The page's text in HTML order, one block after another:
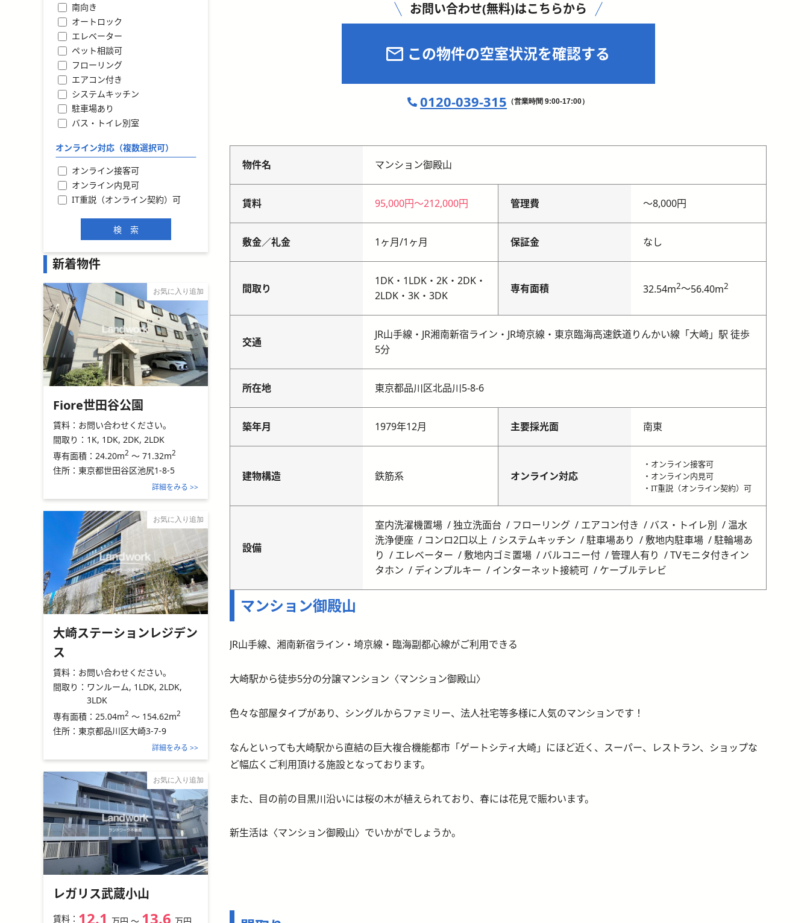
お問い合わせ(無料)はこちらから
この物件の空室状況を確認する
0120-039-315 （営業時間 9:00-17:00）
物件名 マンション御殿山
賃料 95,000円〜212,000円 管理費 〜8,000円
敷金／礼金 1ヶ月/1ヶ月 保証金 なし
間取り
1DK・1LDK・2K・2DK・
2LDK・3K・3DK
専有面積 32.54m2～56.40m2
交通
JR山手線・JR湘南新宿ライン・JR埼京線・東京臨海高速鉄道りんかい線「大崎」駅 徒歩
5分
所在地 東京都品川区北品川5-8-6
築年月 1979年12月 主要採光面 南東
建物構造 鉄筋系 オンライン対応
・オンライン接客可
・オンライン内見可
・IT重説（オンライン契約）可
設備
室内洗濯機置場 独立洗面台 フローリング エアコン付き バス・トイレ別
温水
洗浄便座
コンロ2口以上 システムキッチン 駐車場あり 敷地内駐車場
駐輪場あ
り
エレベーター 敷地内ゴミ置場 バルコニー付 管理人有り
TVモニタ付きイン
タホン
ディンプルキー インターネット接続可 ケーブルテレビ
マンション御殿山
JR山手線、湘南新宿ライン・埼京線・臨海副都心線がご利用できる
大崎駅から徒歩5分の分譲マンション〈マンション御殿山〉
色々な部屋タイプがあり、シングルからファミリー、法人社宅等多様に人気のマンションです！
なんといっても大崎駅から直結の巨大複合機能都市「ゲートシティ大崎」にほど近く、スーパー、レストラン、ショップな
ど幅広くご利用頂ける施設となっております。
また、目の前の目黒川沿いには桜の木が植えられており、春には花見で賑わいます。
新生活は〈マンション御殿山〉でいかがでしょうか。
南向き
オートロック
エレベーター
ペット相談可
フローリング
エアコン付き
システムキッチン
駐車場あり
バス・トイレ別室
オンライン対応（複数選択可）
オンライン接客可
オンライン内見可
IT重説（オンライン契約）可
新着物件
お気に入り追加
Fiore世田谷公園
賃料： お問い合わせください。
間取り： 1K, 1DK, 2DK, 2LDK
専有面積： 24.20m2 ～ 71.32m2
住所： 東京都世田谷区池尻1-8-5
詳細をみる >>
お気に入り追加
大崎ステーションレジデン
ス
賃料： お問い合わせください。
間取り： ワンルーム, 1LDK, 2LDK,
3LDK
専有面積： 25.04m2 ～ 154.62m2
住所： 東京都品川区大崎3-7-9
詳細をみる >>
お気に入り追加
レガリス武蔵小山
賃料： 12.1 13.6